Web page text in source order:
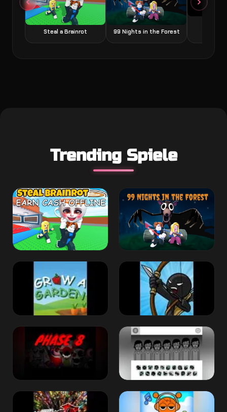
Steal a Brainrot 99 Nights in the Forest
Trending Spiele